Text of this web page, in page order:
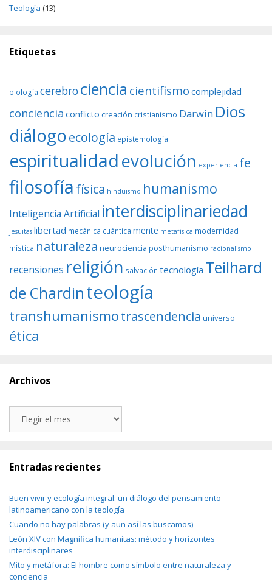
Teología (13)
Etiquetas
biología cerebro ciencia cientifismo complejidad
conciencia conflicto creación cristianismo Darwin Dios
diálogoecología epistemología
espiritualidadevolución experiencia fe
filosofía física hinduismo humanismo
Inteligencia Artificial interdisciplinariedad
jesuitas libertad mecánica cuántica mente metafísica modernidad
mística naturaleza neurociencia posthumanismo racionalismo
recensiones religión salvación tecnología Teilhard
de Chardinteología
transhumanismotrascendencia universo
ética
Archivos
Entradas recientes
Buen vivir y ecología integral: un diálogo del pensamiento
latinoamericano con la teología
Cuando no hay palabras (y aun así las buscamos)
León XIV con Magnifica humanitas: método y horizontes
interdisciplinares
Mito y metáfora: El hombre como símbolo entre naturaleza y
conciencia